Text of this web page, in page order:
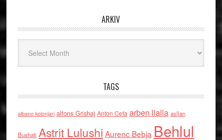
ARKIV
TAGS
albano kolonjari alfons Grishaj Anton Cefa arben llalla asllan
Bushati Astrit Lulushi Aurenc Bebja Behlul